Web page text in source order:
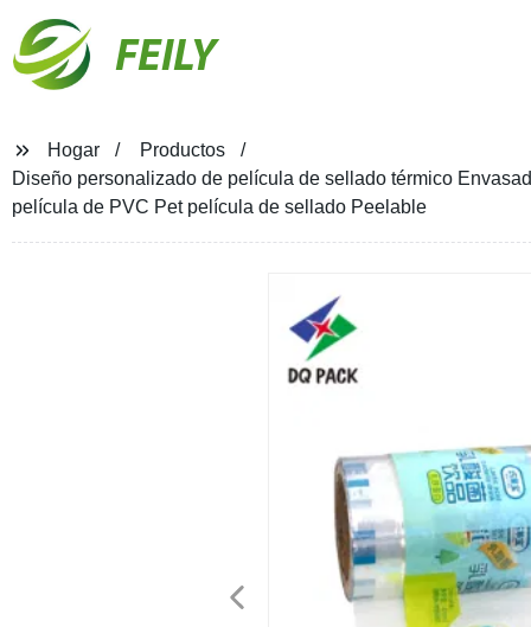
FEILY
Hogar
Productos
Diseño personalizado de película de sellado térmico
película de PVC Pet película de sellado Peelable